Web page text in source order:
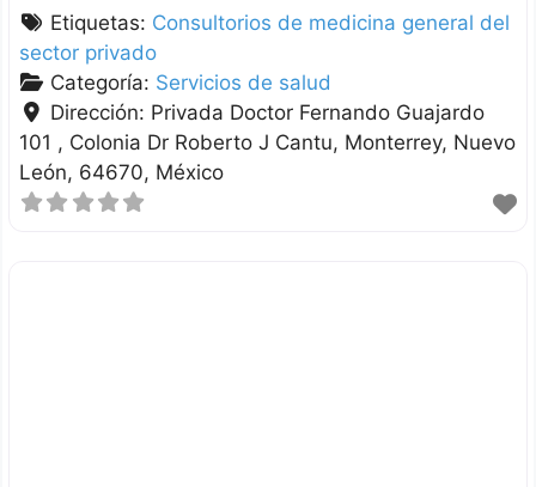
Etiquetas: Consultorios de medicina general del
sector privado
Categoría: Servicios de salud
Dirección: Privada Doctor Fernando Guajardo
101 , Colonia Dr Roberto J Cantu Monterrey Nuevo
León 64670 México